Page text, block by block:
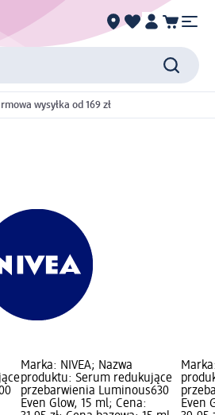
wysyłka od 169 zł
Marka: NIVEA; Nazwa
produktu: Serum redukujące
przebarwienia Luminous630
Even Glow, 15 ml; Cena:
Even